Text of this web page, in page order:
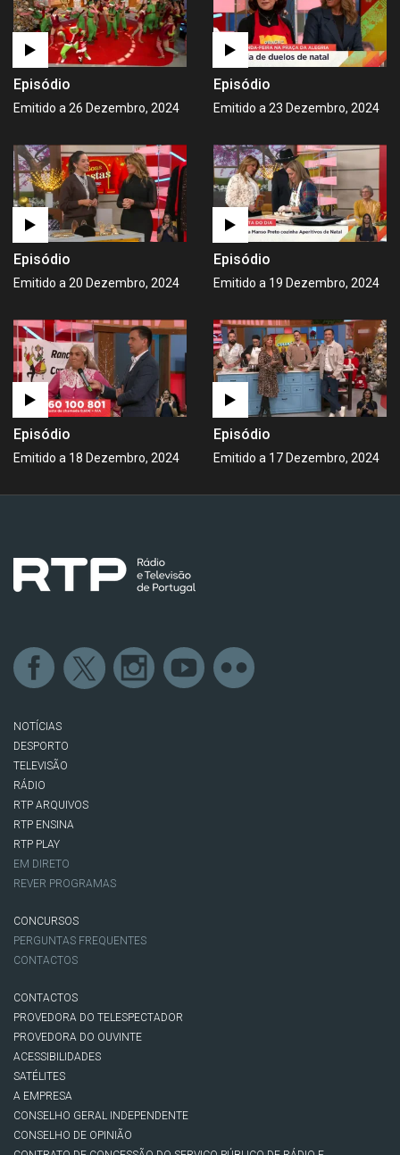
Episódio
Emitido a 26 Dezembro, 2024
Episódio
Emitido a 23 Dezembro, 2024
Episódio
Emitido a 20 Dezembro, 2024
Episódio
Emitido a 19 Dezembro, 2024
Episódio
Emitido a 18 Dezembro, 2024
Episódio
Emitido a 17 Dezembro, 2024
NOTÍCIAS
DESPORTO
TELEVISÃO
RÁDIO
RTP ARQUIVOS
RTP ENSINA
RTP PLAY
EM DIRETO
REVER PROGRAMAS
CONCURSOS
PERGUNTAS FREQUENTES
CONTACTOS
CONTACTOS
PROVEDORA DO TELESPECTADOR
PROVEDORA DO OUVINTE
ACESSIBILIDADES
SATÉLITES
A EMPRESA
CONSELHO GERAL INDEPENDENTE
CONSELHO DE OPINIÃO